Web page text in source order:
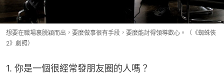
想要在職場裏脱穎而出，要麼做事很有手段，要麼能討得領導歡心。（《蜘蛛俠
2》劇照）
1. 你是一個很經常發朋友圈的人嗎？